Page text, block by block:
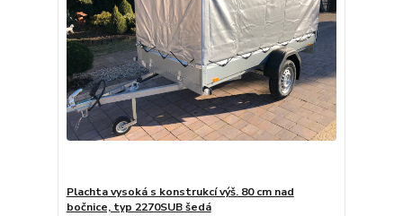
Plachta vysoká s konstrukcí výš. 80 cm nad
bočnice, typ 2270SUB šedá